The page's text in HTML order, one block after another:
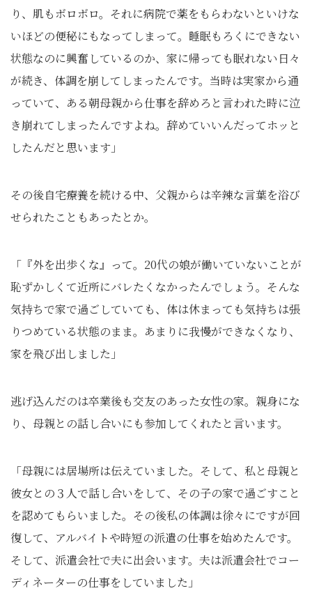
り、肌もボロボロ。それに病院で薬をもらわないといけな
いほどの便秘にもなってしまって。睡眠もろくにできない
状態なのに興奮しているのか、家に帰っても眠れない日々
が続き、体調を崩してしまったんです。当時は実家から通
っていて、ある朝母親から仕事を辞めろと言われた時に泣
き崩れてしまったんですよね。辞めていいんだってホッと
したんだと思います」
その後自宅療養を続ける中、父親からは辛辣な言葉を浴び
せられたこともあったとか。
「『外を出歩くな』って。20代の娘が働いていないことが
恥ずかしくて近所にバレたくなかったんでしょう。そんな
気持ちで家で過ごしていても、体は休まっても気持ちは張
りつめている状態のまま。あまりに我慢ができなくなり、
家を飛び出しました」
逃げ込んだのは卒業後も交友のあった女性の家。親身にな
り、母親との話し合いにも参加してくれたと言います。
「母親には居場所は伝えていました。そして、私と母親と
彼女との３人で話し合いをして、その子の家で過ごすこと
を認めてもらいました。その後私の体調は徐々にですが回
復して、アルバイトや時短の派遣の仕事を始めたんです。
そして、派遣会社で夫に出会います。夫は派遣会社でコー
ディネーターの仕事をしていました」